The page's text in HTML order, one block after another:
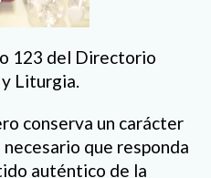
123 del Directorio
Liturgia.
conserva un carácter
necesario que responda
auténtico de la